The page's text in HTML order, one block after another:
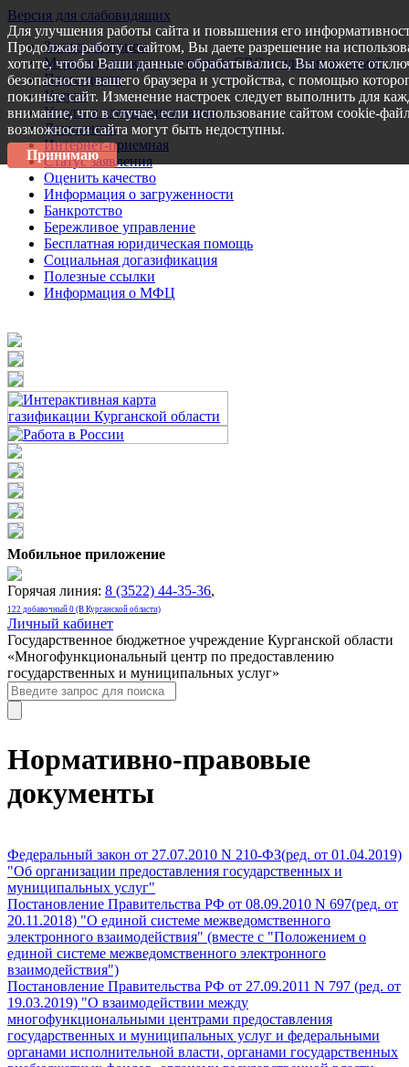
Версия для слабовидящих
Запись на прием
Меры поддержки участникам СВО и членам их семей
Пресс-центр
Услуги
Услуги в электронном виде
Документы
Интернет-приемная
Статус заявления
Оценить качество
Информация о загруженности
Банкротство
Бережливое управление
Бесплатная юридическая помощь
Социальная догазификация
Полезные ссылки
Информация о МФЦ
Мобильное приложение
Горячая линия: 8 (3522) 44-35-36,
122 добавочный 0 (В Курганской области)
Личный кабинет
Государственное бюджетное учреждение Курганской области
«Многофункциональный центр по предоставлению
государственных и муниципальных услуг»
Нормативно-правовые
документы
Федеральный закон от 27.07.2010 N 210-ФЗ(ред. от 01.04.2019)
"Об организации предоставления государственных и
муниципальных услуг"
Постановление Правительства РФ от 08.09.2010 N 697(ред. от
20.11.2018) "О единой системе межведомственного
электронного взаимодействия" (вместе с "Положением о
единой системе межведомственного электронного
взаимодействия")
Постановление Правительства РФ от 27.09.2011 N 797 (ред. от
19.03.2019) "О взаимодействии между
многофункциональными центрами предоставления
государственных и муниципальных услуг и федеральными
органами исполнительной власти, органами государственных
Для улучшения работы сайта и повышения его
Продолжая работу с сайтом, Вы даете разрешение на
хотите, чтобы Ваши данные обрабатывались, Вы можете
безопасности вашего браузера и устройства, с помощью
покиньте сайт. Изменение настроек следует выполнить для
внимание, что в случае, если использование сайтом cookie-
возможности сайта могут быть недоступны.
Принимаю